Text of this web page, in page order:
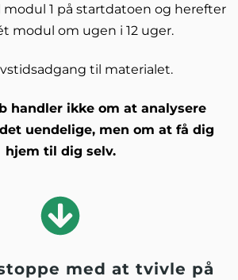
modul 1 på startdatoen og herefter
modul om ugen i 12 uger.
til materialet.
handler ikke om at analysere
uendelige, men om at få dig
hjem til dig selv.
med at tvivle på